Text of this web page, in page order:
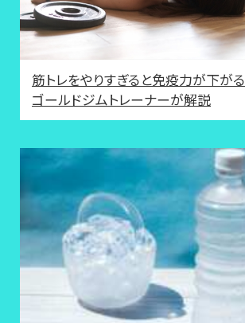
筋トレをやりすぎると免疫力が下がる
ゴールドジムトレーナーが解説